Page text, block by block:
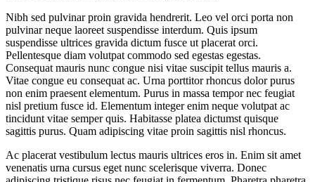
Nibh sed pulvinar proin gravida hendrerit. Leo vel orci porta non
pulvinar neque laoreet suspendisse interdum. Quis ipsum
suspendisse ultrices gravida dictum fusce ut placerat orci.
Pellentesque diam volutpat commodo sed egestas egestas.
Consequat mauris nunc congue nisi vitae suscipit tellus mauris a.
Vitae congue eu consequat ac. Urna porttitor rhoncus dolor purus
non enim praesent elementum. Purus in massa tempor nec feugiat
nisl pretium fusce id. Elementum integer enim neque volutpat ac
tincidunt vitae semper quis. Habitasse platea dictumst quisque
sagittis purus. Quam adipiscing vitae proin sagittis nisl rhoncus.
Ac placerat vestibulum lectus mauris ultrices eros in. Enim sit amet
venenatis urna cursus eget nunc scelerisque viverra. Donec